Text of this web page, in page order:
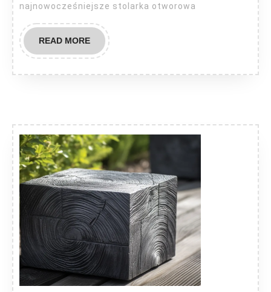
najnowocześniejsze stolarka otworowa
READ MOREREAD
MORE